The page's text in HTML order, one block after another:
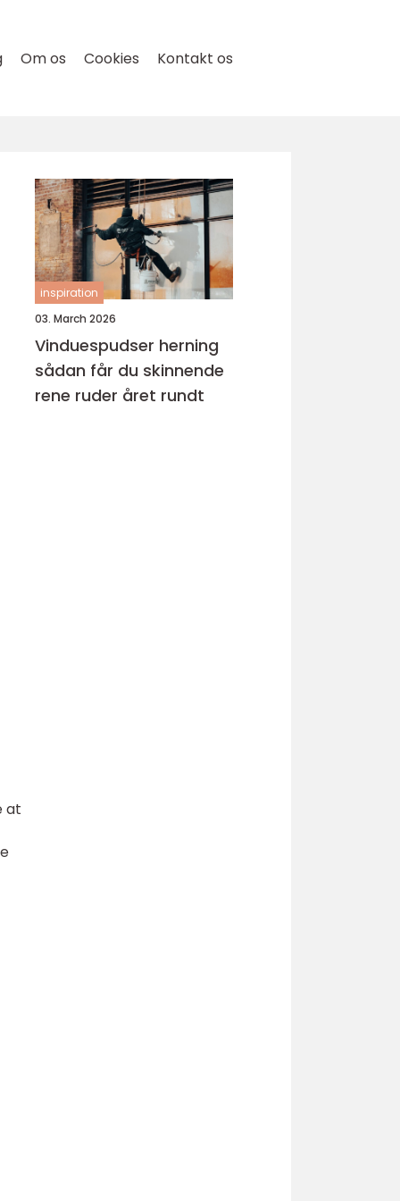
Om os Cookies Kontakt os
at
inspiration
03. March 2026
Vinduespudser herning
sådan får du skinnende
rene ruder året rundt